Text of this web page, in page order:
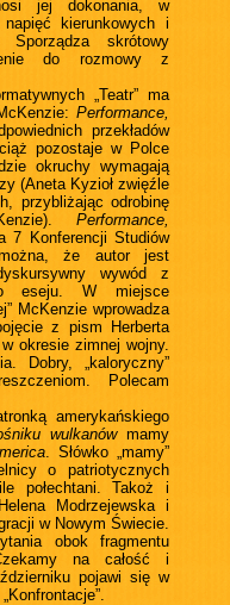
jej dokonania, w
kierunkowych i
skrótowy
do rozmowy z
„Teatr” ma
Performance,
przekładów
pozostaje w Polce
okruchy wymagają
(Aneta Kyzioł zwięźle
przybliżając odrobinę
Performance,
7 Konferencji Studiów
że autor jest
wywód z
eseju. W miejsce
McKenzie wprowadza
z pism Herberta
okresie zimnej wojny.
Dobry, „kaloryczny”
Polecam
amerykańskiego
wulkanówmamy
. Słówko „mamy”
o patriotycznych
połechtani. Takoż i
Modrzejewska i
w Nowym Świecie.
obok fragmentu
na całość i
pojawi się w